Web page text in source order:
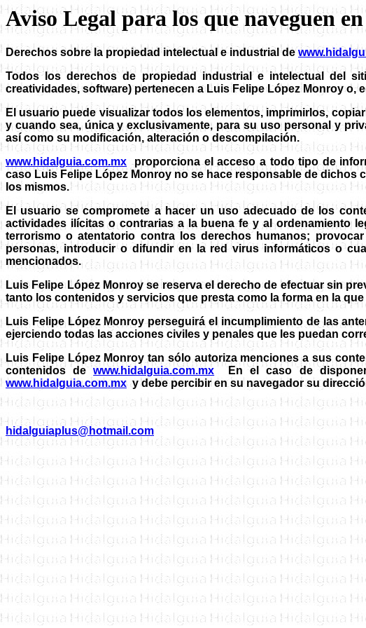
Aviso Legal para los que naveguen
Derechos sobre la propiedad intelectual e industrial de
Todos los derechos de propiedad industrial e intelectual del
creatividades, software) pertenecen a Luis Felipe López Monroy o,
El usuario puede visualizar todos los elementos, imprimirlos,
y cuando sea, única y exclusivamente, para su uso personal y
así como su modificación, alteración o descompilación.
www.hidalguia.com.mx proporciona el acceso a todo tipo de
caso Luis Felipe López Monroy no se hace responsable de
los mismos.
El usuario se compromete a hacer un uso adecuado de los
actividades ilícitas o contrarias a la buena fe y al ordenamiento
terrorismo o atentatorio contra los derechos humanos;
personas, introducir o difundir en la red virus informáticos o
mencionados.
Luis Felipe López Monroy se reserva el derecho de efectuar sin
tanto los contenidos y servicios que presta como la forma en la
Luis Felipe López Monroy perseguirá el incumplimiento de las
ejerciendo todas las acciones civiles y penales que les puedan
Luis Felipe López Monroy tan sólo autoriza menciones a sus
contenidos dewww.hidalguia.com.mx En el caso de disponer
www.hidalguia.com.mxy debe percibir en su navegador su
hidalguiaplus@hotmail.com